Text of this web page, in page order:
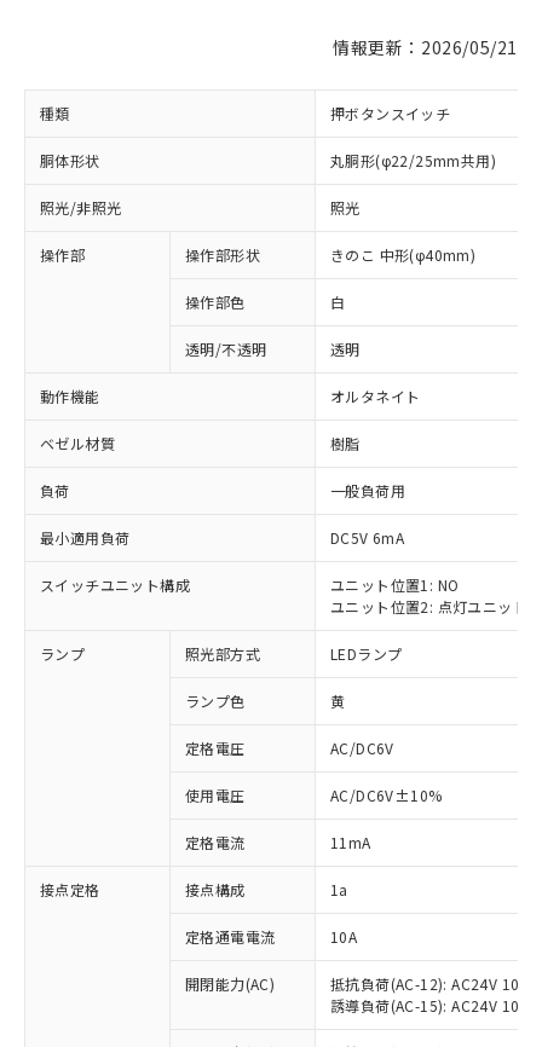
情報更新：2026/05/21
種類 押ボタンスイッチ
胴体形状 丸胴形(φ22/25mm共用)
照光/非照光 照光
操作部 操作部形状 きのこ 中形(φ40mm)
操作部色 白
透明/不透明 透明
動作機能 オルタネイト
ベゼル材質 樹脂
負荷 一般負荷用
最小適用負荷 DC5V 6mA
スイッチユニット構成
ユニット位置1: NO
ユニット位置2: 点灯ユニット
ランプ 照光部方式 LEDランプ
ランプ色 黄
定格電圧 AC/DC6V
使用電圧 AC/DC6V±10%
定格電流 11mA
接点定格 接点構成 1a
定格通電電流 10A
開閉能力(AC)
抵抗負荷(AC-12): AC24V 10A/
誘導負荷(AC-15): AC24V
以下の条件をお読みいただき、同意のうえ
本サービスは、当社制御機器事業取扱
商品の当社在庫状況および標準価格
(税抜)を提供させていただくもので
当社制御機器事業取扱商品の中には、
本サービスの対象外となる商品もある
非含有に対応した製品が提供可能な商品で
対応予定：EU RoHS指令（10物質）の非含
有に対応した製品に切り替える予定のある
対応予定なし：EU RoHS指令（10物質）の
非含有に非対応の商品で、対応品を出す予
調査・確認中：EU RoHS指令（10物質）の
非含有の対応状況を調査中または確認中の
非該当品：ライセンス料など無形物で、有
害物質有無と関係のない商品です。
仕入先様の事情により、非含有部品として
「○」：最大均質材料含有率が中国RoHSの
基準値以下であることを示します。
「×」：最大均質材料含有率が中国RoHSの